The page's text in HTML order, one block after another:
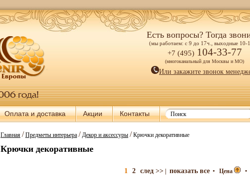
Есть вопросы? Тогда
(мы работаем: с 9 до 17ч., выходные 10-
+7 (495) 104-33-77
(многоканальный для Москвы и МО)
Или закажите звонок
Оплата и доставка Акции Контакты
Главная/Предметы интерьера/ Декор и аксессуры/Крючки декоративные
Крючки декоративные
1 2 след >> показать все • Цена •